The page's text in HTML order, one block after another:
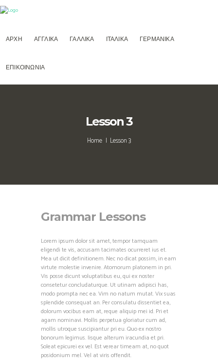
ΑΡΧΗ ΑΓΓΛΙΚΑ ΓΑΛΛΙΚΑ ΙΤΑΛΙΚΑ ΓΕΡΜΑΝΙΚΑ
ΕΠΙΚΟΙΝΩΝΙΑ
Lesson 3
Home Lesson 3
Grammar Lessons
Lorem ipsum dolor sit amet, tempor tamquam
eligendi te vis, accusam tacimates ocurreret ius et.
Mea ut dicit definitionem. Nec no dicat possim, in eam
virtute molestie invenire. Atomorum platonem in pri.
Vis posse dicunt voluptatibus eu, qui ex noster
consetetur concludaturque. Ut utinam adipisci has,
modo prompta nec ea. Vim no natum mutat. Vix suas
splendide consequat an. Per consulatu dissentiet ea,
dolorum vocibus eam at, reque aliquip mei id. Pri et
agam nominavi. Mollis perpetua gloriatur cum ad,
mollis utroque suscipiantur pri eu. Quo ex nostro
bonorum legimus. Iisque alterum iracundia et pri.
Soleat epicurei ex vel. Est verear timeam at, no quot
posidonium mel. Vel at viris offendit.